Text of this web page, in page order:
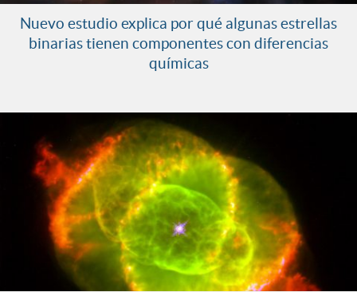
Nuevo estudio explica por qué algunas estrellas
binarias tienen componentes con diferencias
químicas